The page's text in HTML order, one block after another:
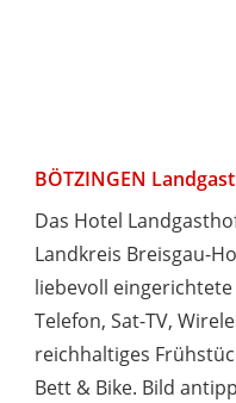
BÖTZINGEN
Das Hotel
Landkreis Breisgau-
liebevoll
Telefon, Sat-TV,
reichhaltiges
Bett & Bike. Bild